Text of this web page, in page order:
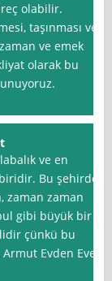
olabilir.
taşınması ve
ve emek
olarak bu
ve en
Bu şehirde
zaman zaman
gibi büyük bir
çünkü bu
Evden Eve